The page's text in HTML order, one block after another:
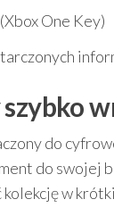
One Key)
do
do
w